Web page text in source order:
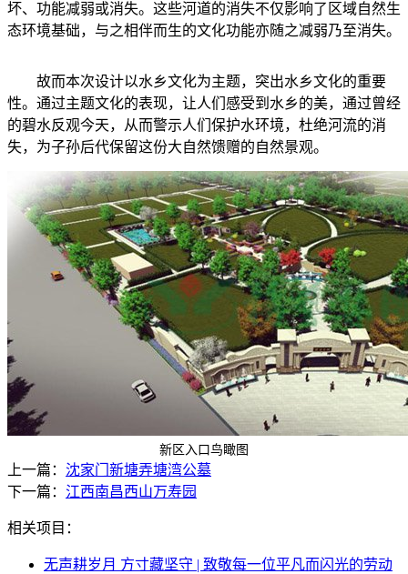
坏、功能减弱或消失。这些河道的消失不仅影响了区域自然生
态环境基础，与之相伴而生的文化功能亦随之减弱乃至消失。
故而本次设计以水乡文化为主题，突出水乡文化的重要
性。通过主题文化的表现，让人们感受到水乡的美，通过曾经
的碧水反观今天，从而警示人们保护水环境，杜绝河流的消
失，为子孙后代保留这份大自然馈赠的自然景观。
新区入口鸟瞰图
上一篇： 沈家门新塘弄塘湾公墓
下一篇： 江西南昌西山万寿园
相关项目：
无声耕岁月 方寸藏坚守 | 致敬每一位平凡而闪光的劳动